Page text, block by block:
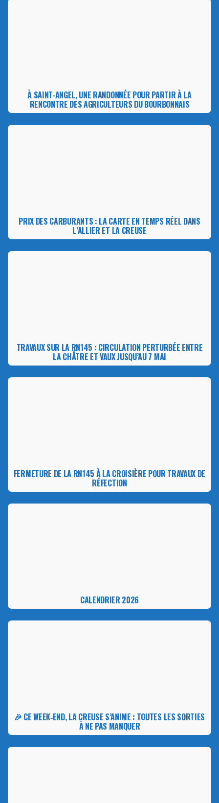
À SAINT-ANGEL, UNE RANDONNÉE POUR PARTIR À LA
RENCONTRE DES AGRICULTEURS DU BOURBONNAIS
PRIX DES CARBURANTS : LA CARTE EN TEMPS RÉEL DANS
L’ALLIER ET LA CREUSE
TRAVAUX SUR LA RN145 : CIRCULATION PERTURBÉE ENTRE
LA CHÂTRE ET VAUX JUSQU’AU 7 MAI
FERMETURE DE LA RN145 À LA CROISIÈRE POUR TRAVAUX DE
RÉFECTION
CALENDRIER 2026
🎉 CE WEEK‑END, LA CREUSE S’ANIME : TOUTES LES SORTIES
À NE PAS MANQUER